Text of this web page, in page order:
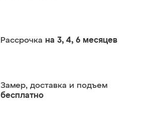
Рассрочка на 3, 4, 6 месяцев
Замер, доставка и подъем
бесплатно